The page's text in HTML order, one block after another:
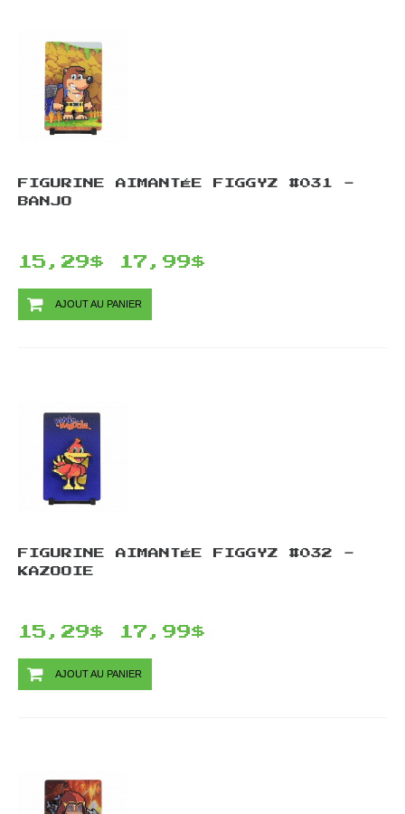
FIGURINE AIMANTÉE FIGGYZ #031 -
BANJO
15,29$ 17,99$
AJOUT AU PANIER
FIGURINE AIMANTÉE FIGGYZ #032 -
KAZOOIE
15,29$ 17,99$
AJOUT AU PANIER